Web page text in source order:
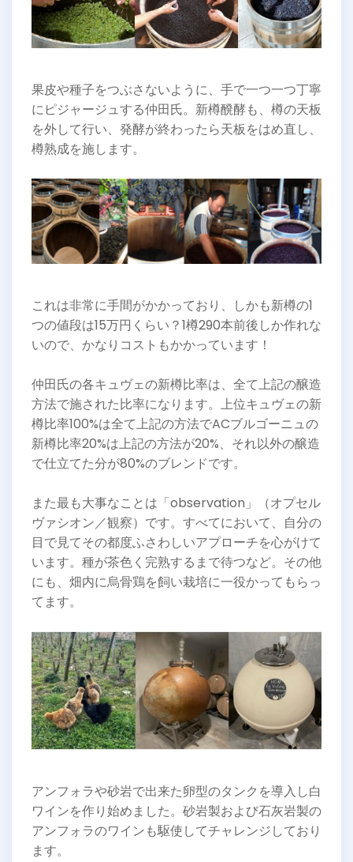
果皮や種子をつぶさないように、手で一つ一つ丁寧
にピジャージュする仲田氏。新樽醗酵も、樽の天板
を外して行い、発酵が終わったら天板をはめ直し、
樽熟成を施します。
これは非常に手間がかかっており、しかも新樽の1
つの値段は15万円くらい？1樽290本前後しか作れな
いので、かなりコストもかかっています！
仲田氏の各キュヴェの新樽比率は、全て上記の醸造
方法で施された比率になります。上位キュヴェの新
樽比率100%は全て上記の方法でACブルゴーニュの
新樽比率20%は上記の方法が20%、それ以外の醸造
で仕立てた分が80%のブレンドです。
また最も大事なことは「observation」（オプセル
ヴァシオン／観察）です。すべてにおいて、自分の
目で見てその都度ふさわしいアプローチを心がけて
います。種が茶色く完熟するまで待つなど。その他
にも、畑内に烏骨鶏を飼い栽培に一役かってもらっ
てます。
アンフォラや砂岩で出来た卵型のタンクを導入し白
ワインを作り始めました。砂岩製および石灰岩製の
アンフォラのワインも駆使してチャレンジしており
ます。